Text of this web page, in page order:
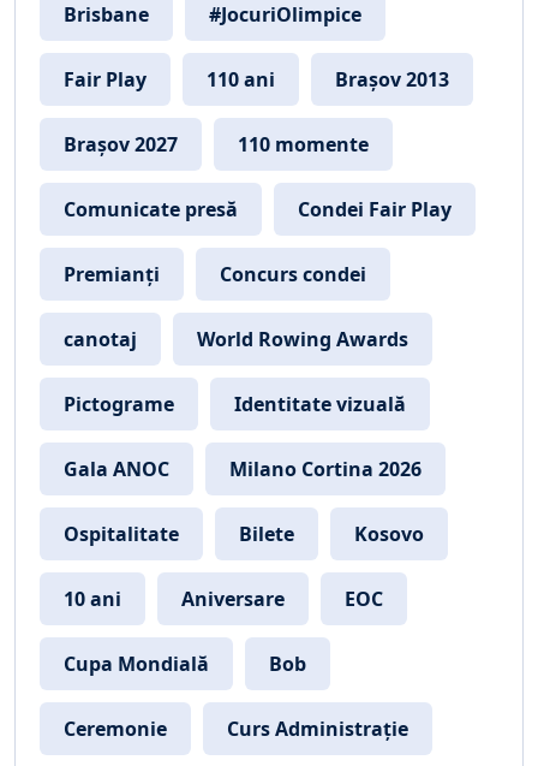
Brisbane #JocuriOlimpice
Fair Play 110 ani Brașov 2013
Brașov 2027 110 momente
Comunicate presă Condei Fair Play
Premianți Concurs condei
canotaj World Rowing Awards
Pictograme Identitate vizuală
Gala ANOC Milano Cortina 2026
Ospitalitate Bilete Kosovo
10 ani Aniversare EOC
Cupa Mondială Bob
Ceremonie Curs Administrație